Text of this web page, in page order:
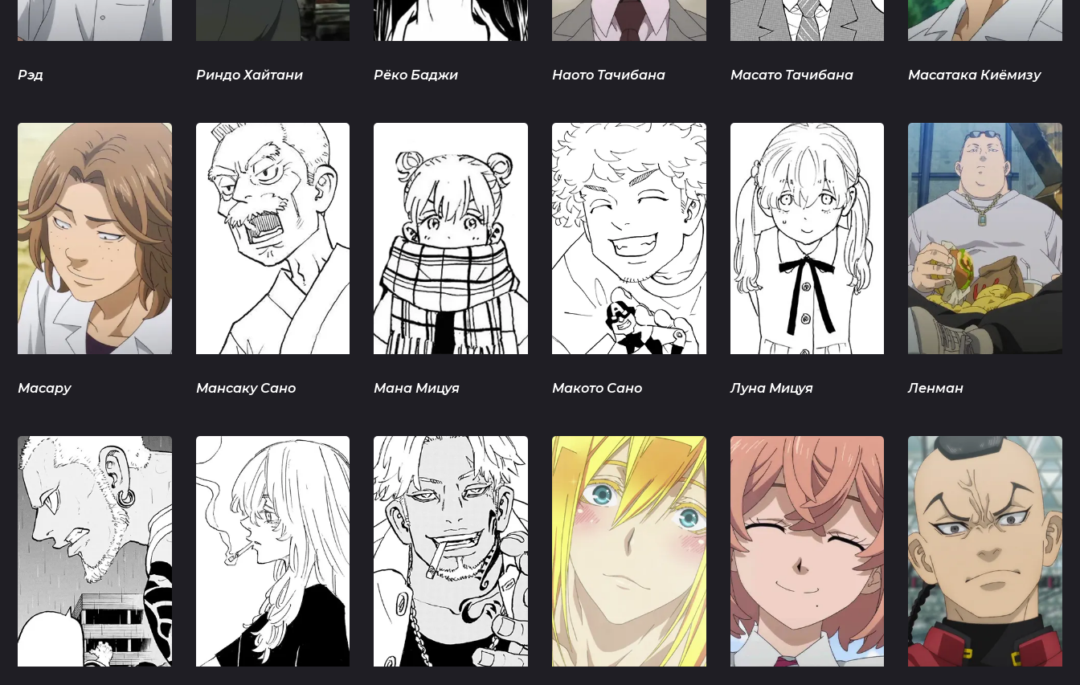
Рэд Риндо Хайтани Рёко Баджи Наото Тачибана Масато Тачибана Масатака Киёмизу
Масару Мансаку Сано Мана Мицуя Макото Сано Луна Мицуя Ленман